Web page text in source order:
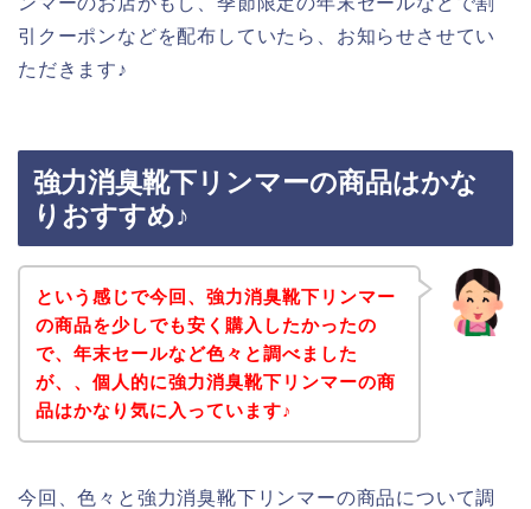
引クーポンなどを配布していたら、お知らせさせてい
ただきます♪
強力消臭靴下リンマーの商品はかな
りおすすめ♪
という感じで今回、強力消臭靴下リンマー
の商品を少しでも安く購入したかったの
で、年末セールなど色々と調べました
が、、個人的に強力消臭靴下リンマーの商
品はかなり気に入っています♪
今回、色々と強力消臭靴下リンマーの商品について調